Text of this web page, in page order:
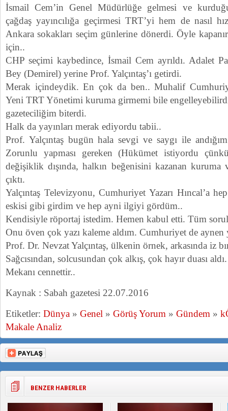
İsmail Cem’in Genel Müdürlüğe gelmesi ve
çağdaş yayıncılığa geçirmesi TRT’yi hem de nasıl
Ankara sokakları seçim günlerine dönerdi. Öyle
için..
CHP seçimi kaybedince, İsmail Cem ayrıldı. Adalet
Bey (Demirel) yerine Prof. Yalçıntaş’ı getirdi.
Merak içindeydik. En çok da ben.. Muhalif
Yeni TRT Yönetimi kuruma girmemi bile
gazeteciliğim biterdi.
Halk da yayınları merak ediyordu tabii..
Prof. Yalçıntaş bugün hala sevgi ve saygı ile
Zorunlu yapması gereken (Hükümet istiyordu
değişiklik dışında, halkın beğenisini kazanan kuruma
çıktı.
Yalçıntaş Televizyonu, Cumhuriyet Yazarı Hıncal’a
eskisi gibi girdim ve hep ayni ilgiyi gördüm..
Kendisiyle röportaj istedim. Hemen kabul etti. Tüm
Onu öven çok yazı kaleme aldım. Cumhuriyet de aynen
Prof. Dr. Nevzat Yalçıntaş, ülkenin örnek, arkasında iz
Sağcısından, solcusundan çok alkış, çok hayır duası aldı.
Mekanı cennettir..
Kaynak : Sabah gazetesi 22.07.2016
Etiketler: Dünya » Genel » Görüş Yorum » Gündem »
Makale Analiz
BENZER HABERLER